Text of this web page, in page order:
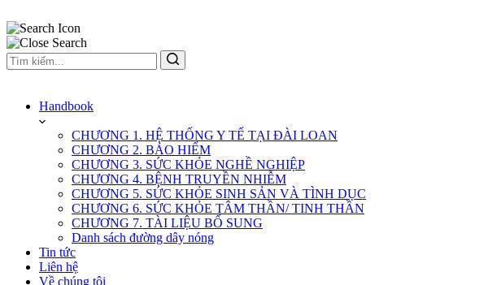
Handbook
CHƯƠNG 1. HỆ THỐNG Y TẾ TẠI ĐÀI LOAN
CHƯƠNG 2. BẢO HIỂM
CHƯƠNG 3. SỨC KHỎE NGHỀ NGHIỆP
CHƯƠNG 4. BỆNH TRUYỀN NHIỄM
CHƯƠNG 5. SỨC KHỎE SINH SẢN VÀ TÌNH DỤC
CHƯƠNG 6. SỨC KHỎE TÂM THẦN/ TINH THẦN
CHƯƠNG 7. TÀI LIỆU BỔ SUNG
Danh sách đường dây nóng
Tin tức
Liên hệ
Về chúng tôi